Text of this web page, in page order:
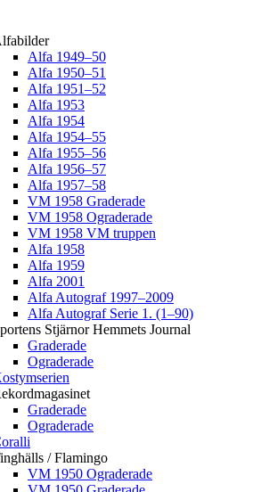
Alfa 1949–50
Alfa 1950–51
Alfa 1951–52
Alfa 1953
Alfa 1954
Alfa 1954–55
Alfa 1955–56
Alfa 1956–57
Alfa 1957–58
VM 1958 Graderade
VM 1958 Ograderade
VM 1958 VM truppen
Alfa 1958
Alfa 1959
Alfa 2001
Alfa Autograf 1997–2009
Alfa Autograf Serie 1. (1–90)
Stjärnor Hemmets Journal
Graderade
Ograderade
Graderade
Ograderade
/ Flamingo
VM 1950 Ograderade